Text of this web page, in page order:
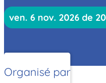
ven. 6 nov. 2026 de
Organisé par